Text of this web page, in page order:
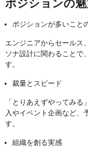
ポジションの魅
ポジションが多いこと
エンジニアからセールス
ソナ設計に関わることで
す。
裁量とスピード
「とりあえずやってみ
入やイベント企画など、
す。
組織を創る実感